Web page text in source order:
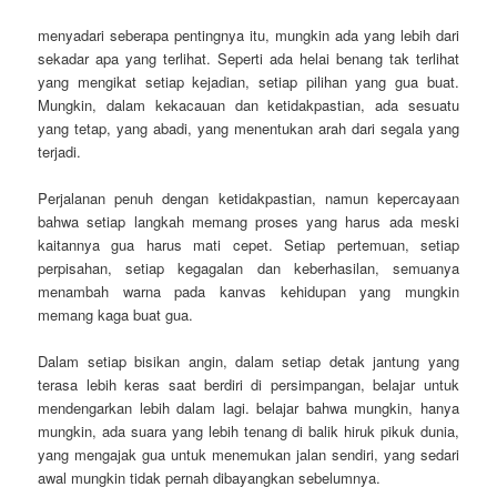
menyadari seberapa pentingnya itu, mungkin ada yang lebih dari
sekadar apa yang terlihat. Seperti ada helai benang tak terlihat
yang mengikat setiap kejadian, setiap pilihan yang gua buat.
Mungkin, dalam kekacauan dan ketidakpastian, ada sesuatu
yang tetap, yang abadi, yang menentukan arah dari segala yang
terjadi.
Perjalanan penuh dengan ketidakpastian, namun kepercayaan
bahwa setiap langkah memang proses yang harus ada meski
kaitannya gua harus mati cepet. Setiap pertemuan, setiap
perpisahan, setiap kegagalan dan keberhasilan, semuanya
menambah warna pada kanvas kehidupan yang mungkin
memang kaga buat gua.
Dalam setiap bisikan angin, dalam setiap detak jantung yang
terasa lebih keras saat berdiri di persimpangan, belajar untuk
mendengarkan lebih dalam lagi. belajar bahwa mungkin, hanya
mungkin, ada suara yang lebih tenang di balik hiruk pikuk dunia,
yang mengajak gua untuk menemukan jalan sendiri, yang sedari
awal mungkin tidak pernah dibayangkan sebelumnya.